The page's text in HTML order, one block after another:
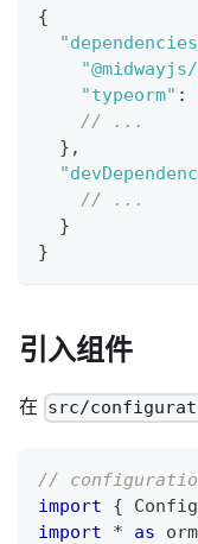
{
"typeorm" :
// ...
} ,
// ...
}
}
引入组件
在 src/
//
import
{
import
* as orm